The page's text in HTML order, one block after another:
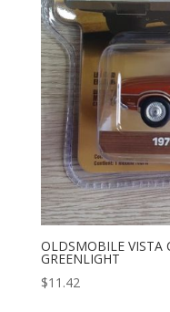
OLDSMOBILE VISTA
GREENLIGHT
$11.42